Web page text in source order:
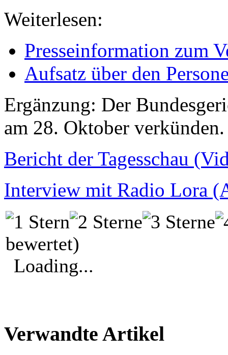
Weiterlesen:
Presseinformation zum
Aufsatz über den
Ergänzung: Der
am 28. Oktober verkünden.
Bericht der Tagesschau
Interview mit Radio Lora
bewertet)
Loading...
Verwandte Artikel